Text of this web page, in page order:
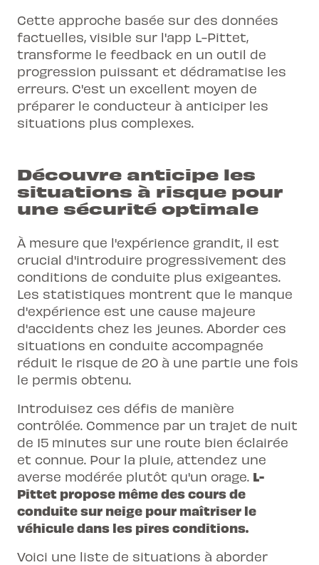
Cette approche basée sur des données
factuelles, visible sur l'app L-Pittet,
transforme le feedback en un outil de
progression puissant et dédramatise les
erreurs. C'est un excellent moyen de
préparer le conducteur à anticiper les
situations plus complexes.
Découvre anticipe les
situations à risque pour
une sécurité optimale
À mesure que l'expérience grandit, il est
crucial d'introduire progressivement des
conditions de conduite plus exigeantes.
Les statistiques montrent que le manque
d'expérience est une cause majeure
d'accidents chez les jeunes. Aborder ces
situations en conduite accompagnée
réduit le risque de 20 à une partie une fois
le permis obtenu.
Introduisez ces défis de manière
contrôlée. Commence par un trajet de nuit
de 15 minutes sur une route bien éclairée
et connue. Pour la pluie, attendez une
averse modérée plutôt qu'un orage. L-
Pittet propose même descours de
conduite sur neige pour maîtriser le
véhicule dans les pires conditions.
Voici une liste de situations à aborder